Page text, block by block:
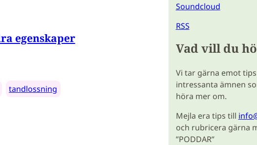
egenskaper
tandlossning
Soundcloud
RSS
Vad vill du
Vi tar gärna emot
intressanta ämnen
höra mer om.
Mejla era tips till
och rubricera gärna
”PODDAR”